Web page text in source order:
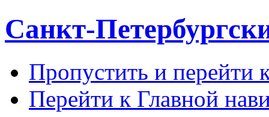
Санкт-
Пропустить и перейти
Перейти к Главной